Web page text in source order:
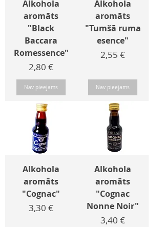
Alkohola
aromāts
"Black
Baccara
Romessence"
Cena
2,80 €
Nav pieejams
Alkohola
aromāts
"Tumšā ruma
esence"
Cena
2,55 €
Nav pieejams
Alkohola
aromāts
"Cognac"
Cena
3,30 €
Alkohola
aromāts
"Cognac
Nonne Noir"
Cena
3,40 €